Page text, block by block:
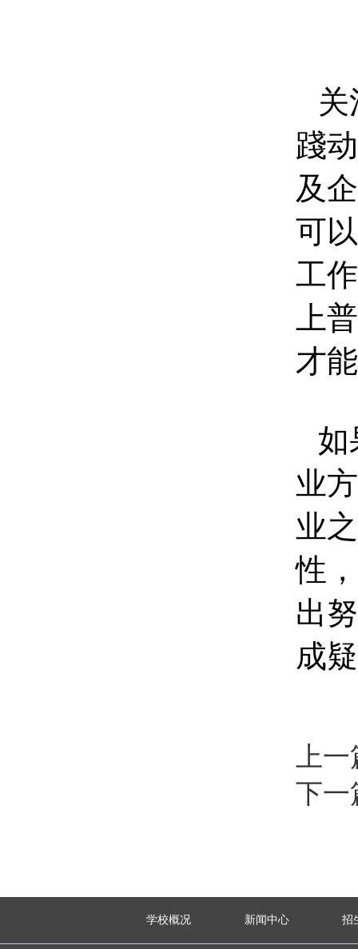
踐
及
可
工
上
才
如
业
业
性
出
成
上
下一
学校概况 新闻中心 招